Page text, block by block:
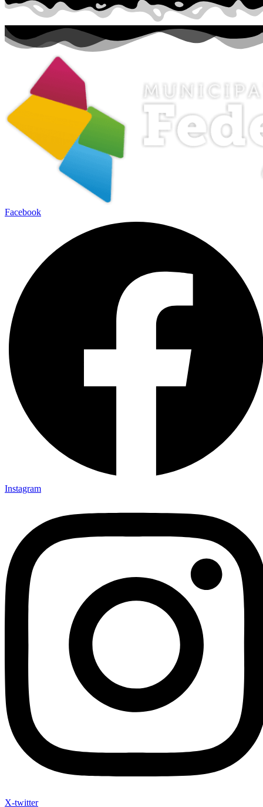
Facebook
Instagram
X-twitter